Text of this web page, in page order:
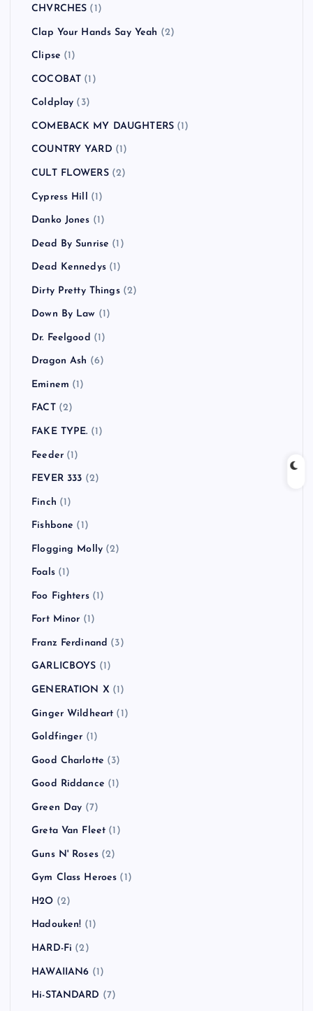
CHVRCHES (1)
Clap Your Hands Say Yeah (2)
Clipse (1)
COCOBAT (1)
Coldplay (3)
COMEBACK MY DAUGHTERS (1)
COUNTRY YARD (1)
CULT FLOWERS(2)
Cypress Hill (1)
Danko Jones (1)
Dead By Sunrise (1)
Dead Kennedys(1)
Dirty Pretty Things(2)
Down By Law (1)
Dr. Feelgood (1)
Dragon Ash (6)
Eminem (1)
FACT(2)
FAKE TYPE. (1)
Feeder(1)
FEVER 333 (2)
Finch (1)
Fishbone (1)
Flogging Molly (2)
Foals(1)
Foo Fighters(1)
Fort Minor (1)
Franz Ferdinand (3)
GARLICBOYS (1)
GENERATION X (1)
Ginger Wildheart (1)
Goldfinger (1)
Good Charlotte (3)
Good Riddance (1)
Green Day (7)
Greta Van Fleet (1)
Guns N' Roses(2)
Gym Class Heroes (1)
H2O (2)
Hadouken! (1)
HARD-Fi (2)
HAWAIIAN6 (1)
Hi-STANDARD (7)